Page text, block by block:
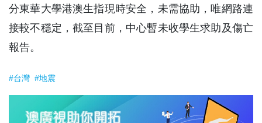
分東華大學港澳生指現時安全，未需協助，唯網路連
接較不穩定，截至目前，中心暫未收學生求助及傷亡
報告。
#台灣 #地震